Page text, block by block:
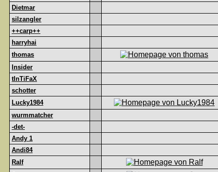
Dietmar
silzangler
++carp++
harryhai
thomas
Insider
tInTiFaX
schotter
Lucky1984
wurmmatcher
-det-
Andy 1
Andi84
Ralf